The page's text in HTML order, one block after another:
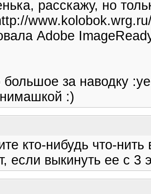
расскажу, но
Adobe
за наводку
:)
кто-нибудь что-
если выкинуть ее с 3